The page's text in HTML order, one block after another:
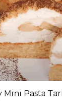
Mini Pasta